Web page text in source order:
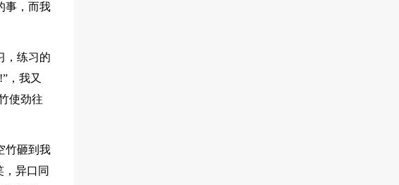
事，而我
，练习的
，我又
使劲往
竹砸到我
异口同